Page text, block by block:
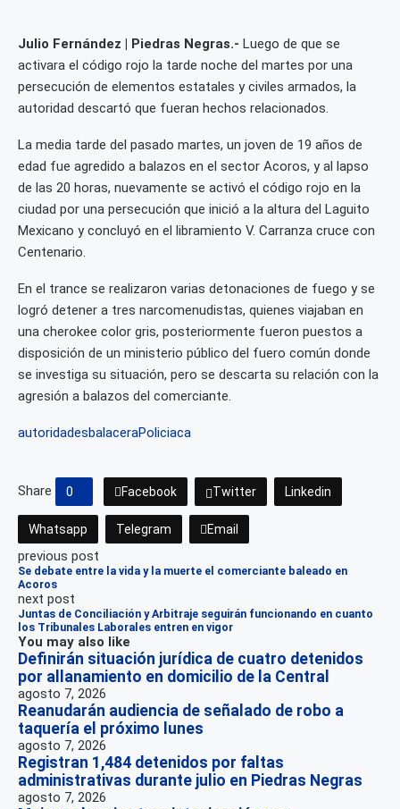
Julio Fernández | Piedras Negras.- Luego de que se
activara el código rojo la tarde noche del martes por una
persecución de elementos estatales y civiles armados, la
autoridad descartó que fueran hechos relacionados.
La media tarde del pasado martes, un joven de 19 años de
edad fue agredido a balazos en el sector Acoros, y al lapso
de las 20 horas, nuevamente se activó el código rojo en la
ciudad por una persecución que inició a la altura del Laguito
Mexicano y concluyó en el libramiento V. Carranza cruce con
Centenario.
En el trance se realizaron varias detonaciones de fuego y se
logró detener a tres narcomenudistas, quienes viajaban en
una cherokee color gris, posteriormente fueron puestos a
disposición de un ministerio público del fuero común donde
se investiga su situación, pero se descarta su relación con la
agresión a balazos del comerciante.
autoridadesbalaceraPoliciaca
Share 0 Facebook Twitter Linkedin
Whatsapp Telegram Email
previous post
Se debate entre la vida y la muerte el comerciante baleado en
Acoros
next post
Juntas de Conciliación y Arbitraje seguirán funcionando en cuanto
los Tribunales Laborales entren en vigor
You may also like
Definirán situación jurídica de cuatro detenidos
por allanamiento en domicilio de la Central
agosto 7, 2026
Reanudarán audiencia de señalado de robo a
taquería el próximo lunes
agosto 7, 2026
Registran 1,484 detenidos por faltas
administrativas durante julio en Piedras Negras
agosto 7, 2026